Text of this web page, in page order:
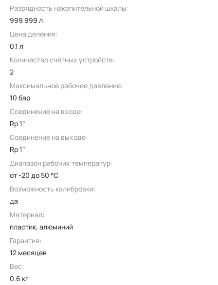
Разрядность накопительной шкалы:
999 999 л
Цена деления:
0.1 л
Количество счётных устройств:
2
Максимальное рабочее давление:
10 бар
Соединение на входе:
Rp 1"
Соединение на выходе:
Rp 1"
Диапазон рабочих температур:
от -20 до 50 °C
Возможность калибровки:
да
Материал:
пластик, алюминий
Гарантия:
12 месяцев
Вес:
0.6 кг